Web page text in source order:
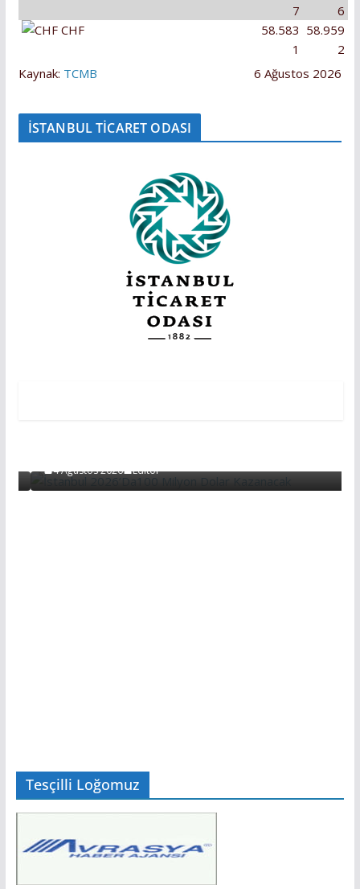
6
7
CHF
58.959
2
58.583
1
Kaynak: TCMB 6 Ağustos 2026
İSTANBUL TİCARET ODASI
4 Ağustos 2026 Editör
Tesçilli Loğomuz